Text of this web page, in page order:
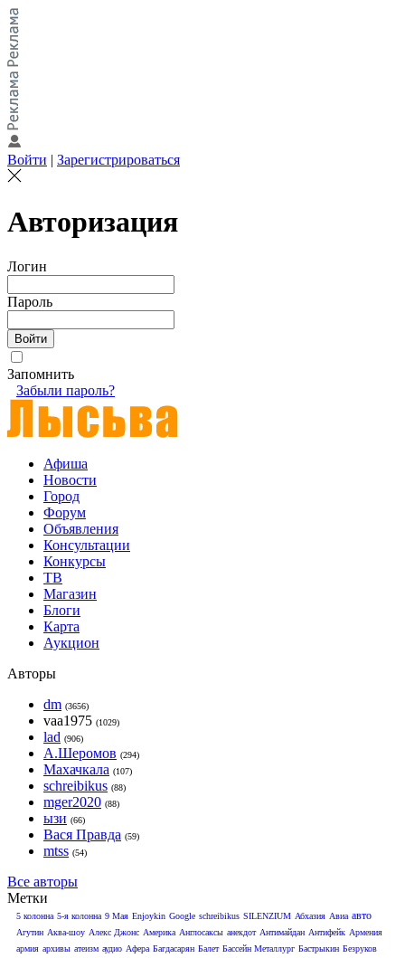
Войти | Зарегистрироваться
Авторизация
Логин
Пароль
Запомнить
Забыли пароль?
Афиша
Новости
Город
Форум
Объявления
Консультации
Конкурсы
ТВ
Магазин
Блоги
Карта
Аукцион
Авторы
dm (3656)
vaa1975 (1029)
lad (906)
А.Шеромов (294)
Махачкала (107)
schreibikus (88)
mger2020 (88)
ызи (66)
Вася Правда (59)
mtss (54)
Все авторы
Метки
5 колонна 5-я колонна 9 Мая Enjoykin Google schreibikus SILENZIUM Абхазия Авиа авто
Агутин Аква-шоу Алекс Джонс Америка Англосаксы анекдот Антимайдан Антифейк Армения
армия архивы атеизм аудио Афера Багдасарян Балет Бассейн Металлург Бастрыкин Безруков